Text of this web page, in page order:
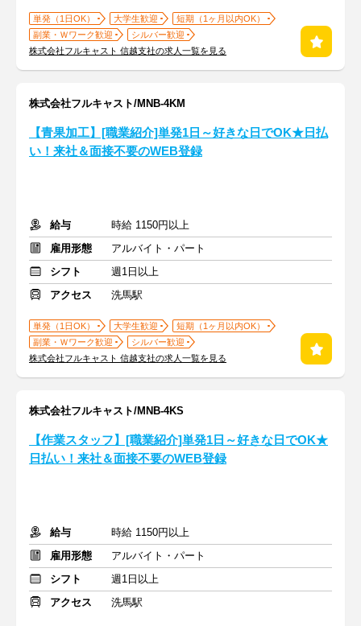
単発（1日OK） 大学生歓迎
短期（1ヶ月以内OK）
副業・Ｗワーク歓迎
シルバー歓迎
株式会社フルキャスト 信越支社の求人一覧を見る
株式会社フルキャスト/MNB-4KM
【青果加工】[職業紹介]単発1日～好きな日でOK★日払
い！来社＆面接不要のWEB登録
給与
時給 1150円以上
雇用形態
アルバイト・パート
シフト
週1日以上
アクセス
洗馬駅
単発（1日OK） 大学生歓迎
短期（1ヶ月以内OK）
副業・Ｗワーク歓迎
シルバー歓迎
株式会社フルキャスト 信越支社の求人一覧を見る
株式会社フルキャスト/MNB-4KS
【作業スタッフ】[職業紹介]単発1日～好きな日でOK★
日払い！来社＆面接不要のWEB登録
給与
時給 1150円以上
雇用形態
アルバイト・パート
シフト
週1日以上
アクセス
洗馬駅